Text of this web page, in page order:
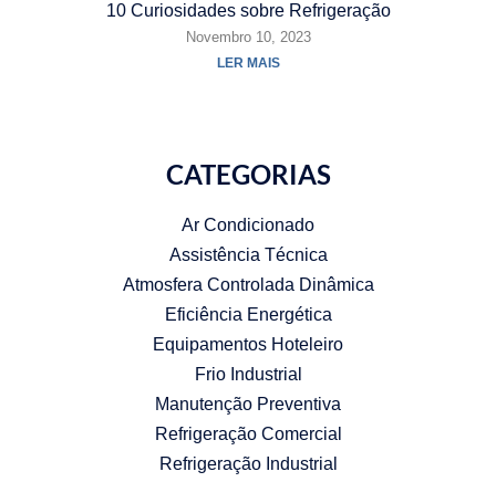
10 Curiosidades sobre Refrigeração
Novembro 10, 2023
LER MAIS
CATEGORIAS
Ar Condicionado
Assistência Técnica
Atmosfera Controlada Dinâmica
Eficiência Energética
Equipamentos Hoteleiro
Frio Industrial
Manutenção Preventiva
Refrigeração Comercial
Refrigeração Industrial